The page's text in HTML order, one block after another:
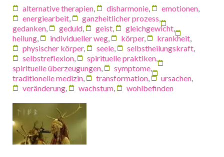
alternative therapien
disharmonie emotionen
energiearbeit
ganzheitlicher prozess
gedanken
geduld geist gleichgewicht
heilung
individueller weg körper, krankheit
physischer körper, seele selbstheilungskraft
selbstreflexion
spirituelle praktiken
spirituelle überzeugungen
symptome
traditionelle medizin
transformation ursachen
veränderung
wachstum wohlbefinden